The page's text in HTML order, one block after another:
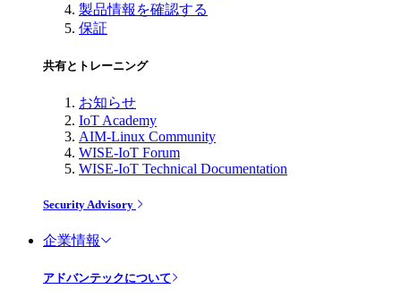
製品情報を確認する
保証
共有とトレーニング
お知らせ
IoT Academy
AIM-Linux Community
WISE-IoT Forum
WISE-IoT Technical Documentation
Security Advisory
企業情報
アドバンテックについて